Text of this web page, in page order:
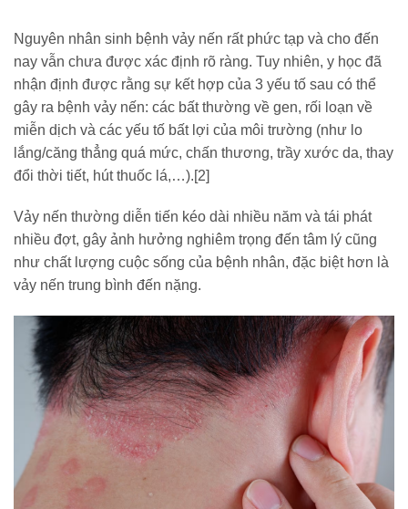
Nguyên nhân sinh bệnh vảy nến rất phức tạp và cho đến
nay vẫn chưa được xác định rõ ràng. Tuy nhiên, y học đã
nhận định được rằng sự kết hợp của 3 yếu tố sau có thể
gây ra bệnh vảy nến: các bất thường về gen, rối loạn về
miễn dịch và các yếu tố bất lợi của môi trường (như lo
lắng/căng thẳng quá mức, chấn thương, trầy xước da, thay
đổi thời tiết, hút thuốc lá,…).[2]
Vảy nến thường diễn tiến kéo dài nhiều năm và tái phát
nhiều đợt, gây ảnh hưởng nghiêm trọng đến tâm lý cũng
như chất lượng cuộc sống của bệnh nhân, đặc biệt hơn là
vảy nến trung bình đến nặng.